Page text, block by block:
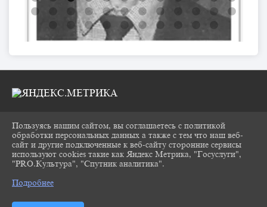
2026 Г. CHUKOVKA17.RU
ВХОД
КАРТА САЙТА
ПОЛИТИКА ОБРАБОТКИ ПЕРСОНАЛЬНЫХ
СДЕЛАНО НА KUBCMS
Пользуясь нашим сайтом, вы соглашаетесь с политикой
обработки персональных данных а также с тем что наш веб-
сайт и другие подключенные к веб-сайту сторонние сервисы
используют cookies такие как Яндекс Метрика, "Госуслуги",
"PRO.Культура", "Спутник аналитика".
Подробнее